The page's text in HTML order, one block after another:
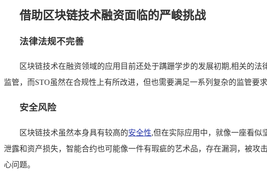
借助区块链技术融资面临的严峻挑战
法律法规不完善
区块链技术在融资领域的应用目前还处于蹒跚学步的发展初期,相关的
监管，而STO虽然在合规性上有所改进，但也需要满足一系列复杂的监管要
安全风险
区块链技术虽然本身具有较高的安全性,但在实际应用中，就像一座看似
泄露和资产损失，智能合约也可能像一件有瑕疵的艺术品，存在漏洞，被
心问题。